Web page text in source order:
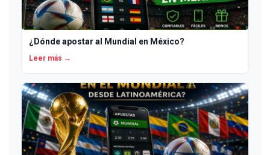
¿Dónde apostar al Mundial en México?
Leer más →